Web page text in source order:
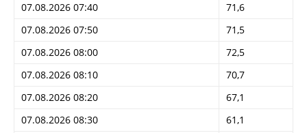
07.08.2026 07:40
71,6
07.08.2026 07:50
71,5
07.08.2026 08:00
72,5
07.08.2026 08:10
70,7
07.08.2026 08:20
67,1
07.08.2026 08:30
61,1